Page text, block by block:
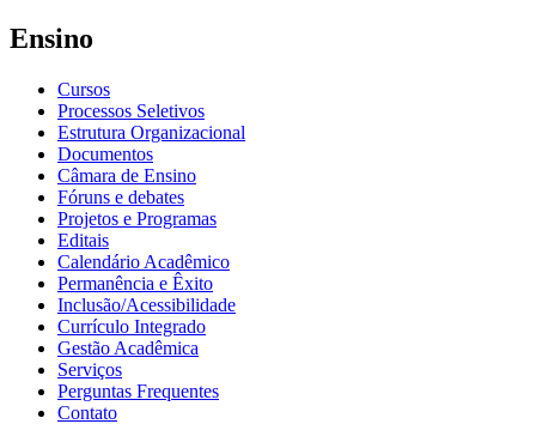
Ensino
Cursos
Processos Seletivos
Estrutura Organizacional
Documentos
Câmara de Ensino
Fóruns e debates
Projetos e Programas
Editais
Calendário Acadêmico
Permanência e Êxito
Inclusão/Acessibilidade
Currículo Integrado
Gestão Acadêmica
Serviços
Perguntas Frequentes
Contato